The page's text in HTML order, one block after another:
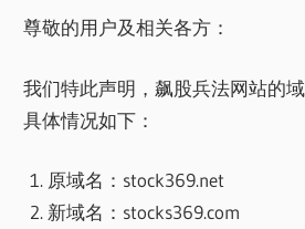
尊敬的用户及相关各方：
我们特此声明，飙股兵法网站的域
具体情况如下：
原域名：stock369.net
新域名：stocks369.com